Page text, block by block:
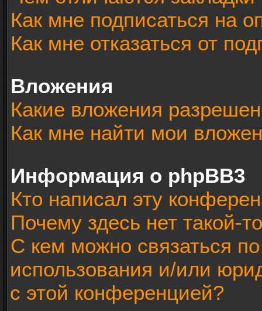
Как мне подписаться на
Как мне отказаться от
Вложения
Какие вложения
Как мне найти мои
Информация о phpBB3
Кто написал эту
Почему здесь нет такой-
С кем можно связаться по
использования и/или
с этой конференцией?